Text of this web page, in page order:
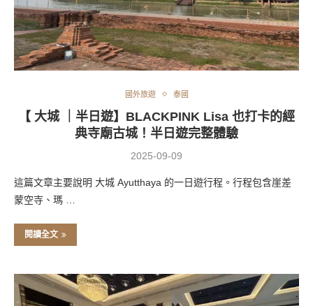
國外旅遊 泰國
【 大城 ｜半日遊】BLACKPINK Lisa 也打卡的經
典寺廟古城！半日遊完整體驗
2025-09-09
這篇文章主要說明 大城 Ayutthaya 的一日遊行程。行程包含崖差
蒙空寺、瑪 …
閱讀全文